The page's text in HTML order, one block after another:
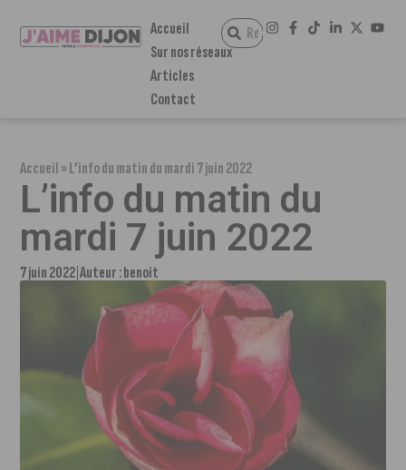
Accueil
Sur nos réseaux
Articles
Contact
Accueil»L’info du matin du mardi 7 juin 2022
L’info du matin du
mardi 7 juin 2022
7 juin 2022 Auteur :benoit